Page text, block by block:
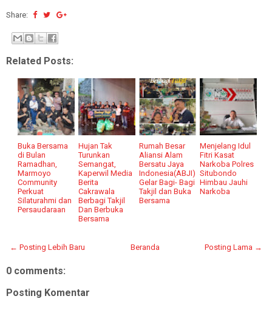
Share:
Related Posts:
Buka Bersama
di Bulan
Ramadhan,
Marmoyo
Community
Perkuat
Silaturahmi dan
Persaudaraan
Hujan Tak
Turunkan
Semangat,
Kaperwil Media
Berita
Cakrawala
Berbagi Takjil
Dan Berbuka
Bersama
Rumah Besar
Aliansi Alam
Bersatu Jaya
Indonesia(ABJI)
Gelar Bagi- Bagi
Takjil dan Buka
Bersama
Menjelang Idul
Fitri Kasat
Narkoba Polres
Situbondo
Himbau Jauhi
Narkoba
← Posting Lebih Baru Posting Lama →
Beranda
0 comments:
Posting Komentar